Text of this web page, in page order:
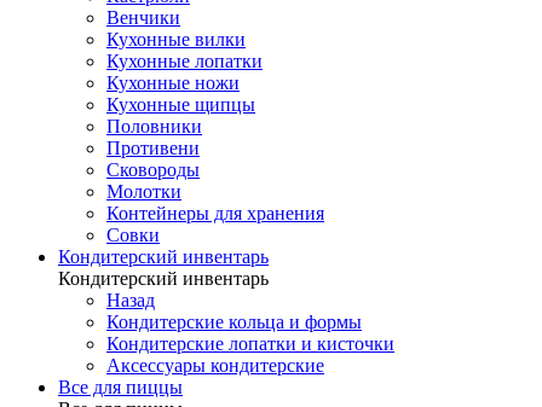
Венчики
Кухонные вилки
Кухонные лопатки
Кухонные ножи
Кухонные щипцы
Половники
Противени
Сковороды
Молотки
Контейнеры для хранения
Совки
Кондитерский инвентарь
Кондитерский инвентарь
Назад
Кондитерские кольца и формы
Кондитерские лопатки и кисточки
Аксессуары кондитерские
Все для пиццы